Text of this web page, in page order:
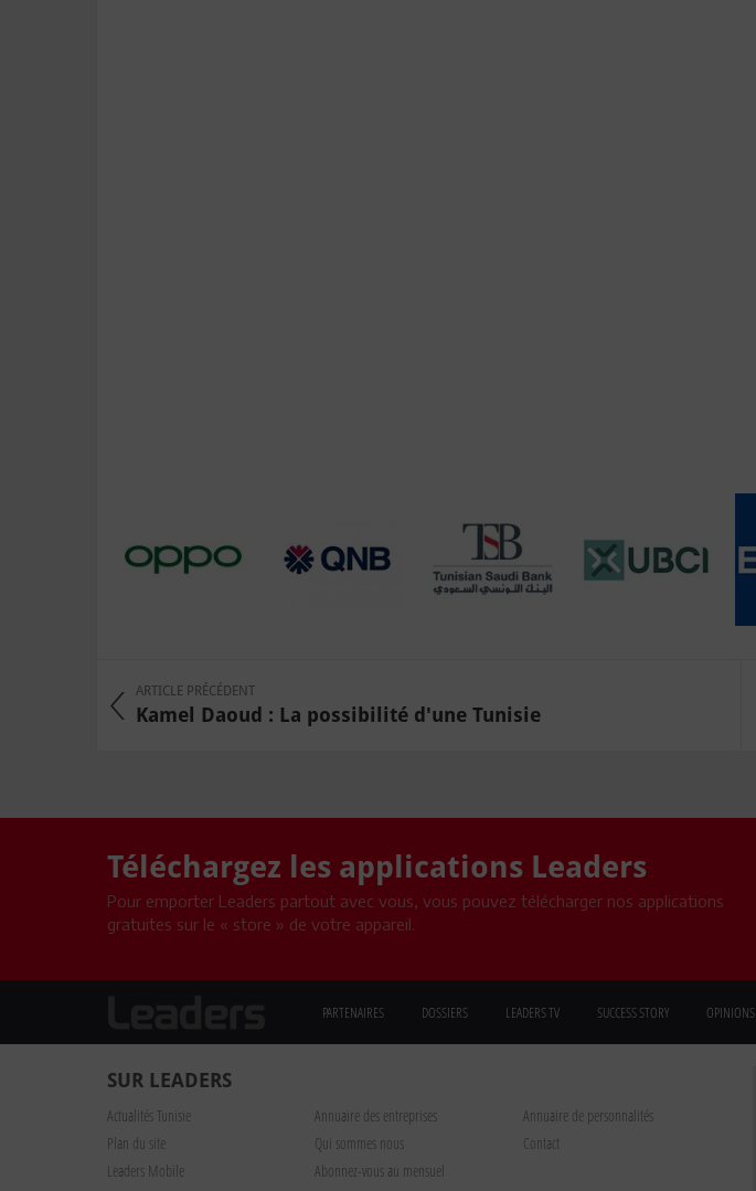
ARTICLE PRÉCÉDENT
Kamel Daoud : La possibilité d'une Tunisie
Téléchargez les applications Leaders
Pour emporter Leaders partout avec vous, vous pouvez télécharger nos applications
gratuites sur le « store » de votre appareil.
PARTENAIRES DOSSIERS LEADERS TV SUCCESS STORY OPINIONS
SUR LEADERS
Actualités Tunisie Annuaire des entreprises
Annuaire de personnalités
Plan du site
Qui sommes nous
Contact
Leaders Mobile
Abonnez-vous au mensuel